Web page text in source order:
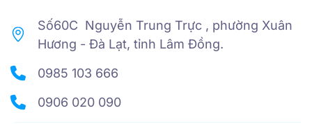
Số60C Nguyễn Trung Trực , phường Xuân
Hương - Đà Lạt, tỉnh Lâm Đồng.
0985 103 666
0906 020 090